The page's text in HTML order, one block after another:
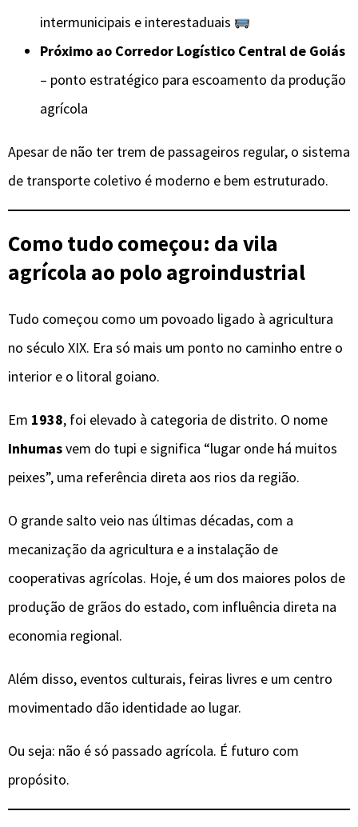
intermunicipais e interestaduais
Próximo ao Corredor Logístico Central de Goiás
– ponto estratégico para escoamento da produção
agrícola
Apesar de não ter trem de passageiros regular, o sistema
de transporte coletivo é moderno e bem estruturado.
Como tudo começou: da vila
agrícola ao polo agroindustrial
Tudo começou como um povoado ligado à agricultura
no século XIX. Era só mais um ponto no caminho entre o
interior e o litoral goiano.
Em 1938, foi elevado à categoria de distrito. O nome
Inhumasvem do tupi e significa “lugar onde há muitos
peixes”, uma referência direta aos rios da região.
O grande salto veio nas últimas décadas, com a
mecanização da agricultura e a instalação de
cooperativas agrícolas. Hoje, é um dos maiores polos de
produção de grãos do estado, com influência direta na
economia regional.
Além disso, eventos culturais, feiras livres e um centro
movimentado dão identidade ao lugar.
Ou seja: não é só passado agrícola. É futuro com
propósito.